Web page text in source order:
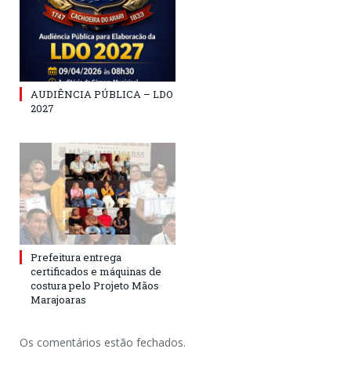
AUDIÊNCIA PÚBLICA – LDO
2027
Prefeitura entrega
certificados e máquinas de
costura pelo Projeto Mãos
Marajoaras
Os comentários estão fechados.